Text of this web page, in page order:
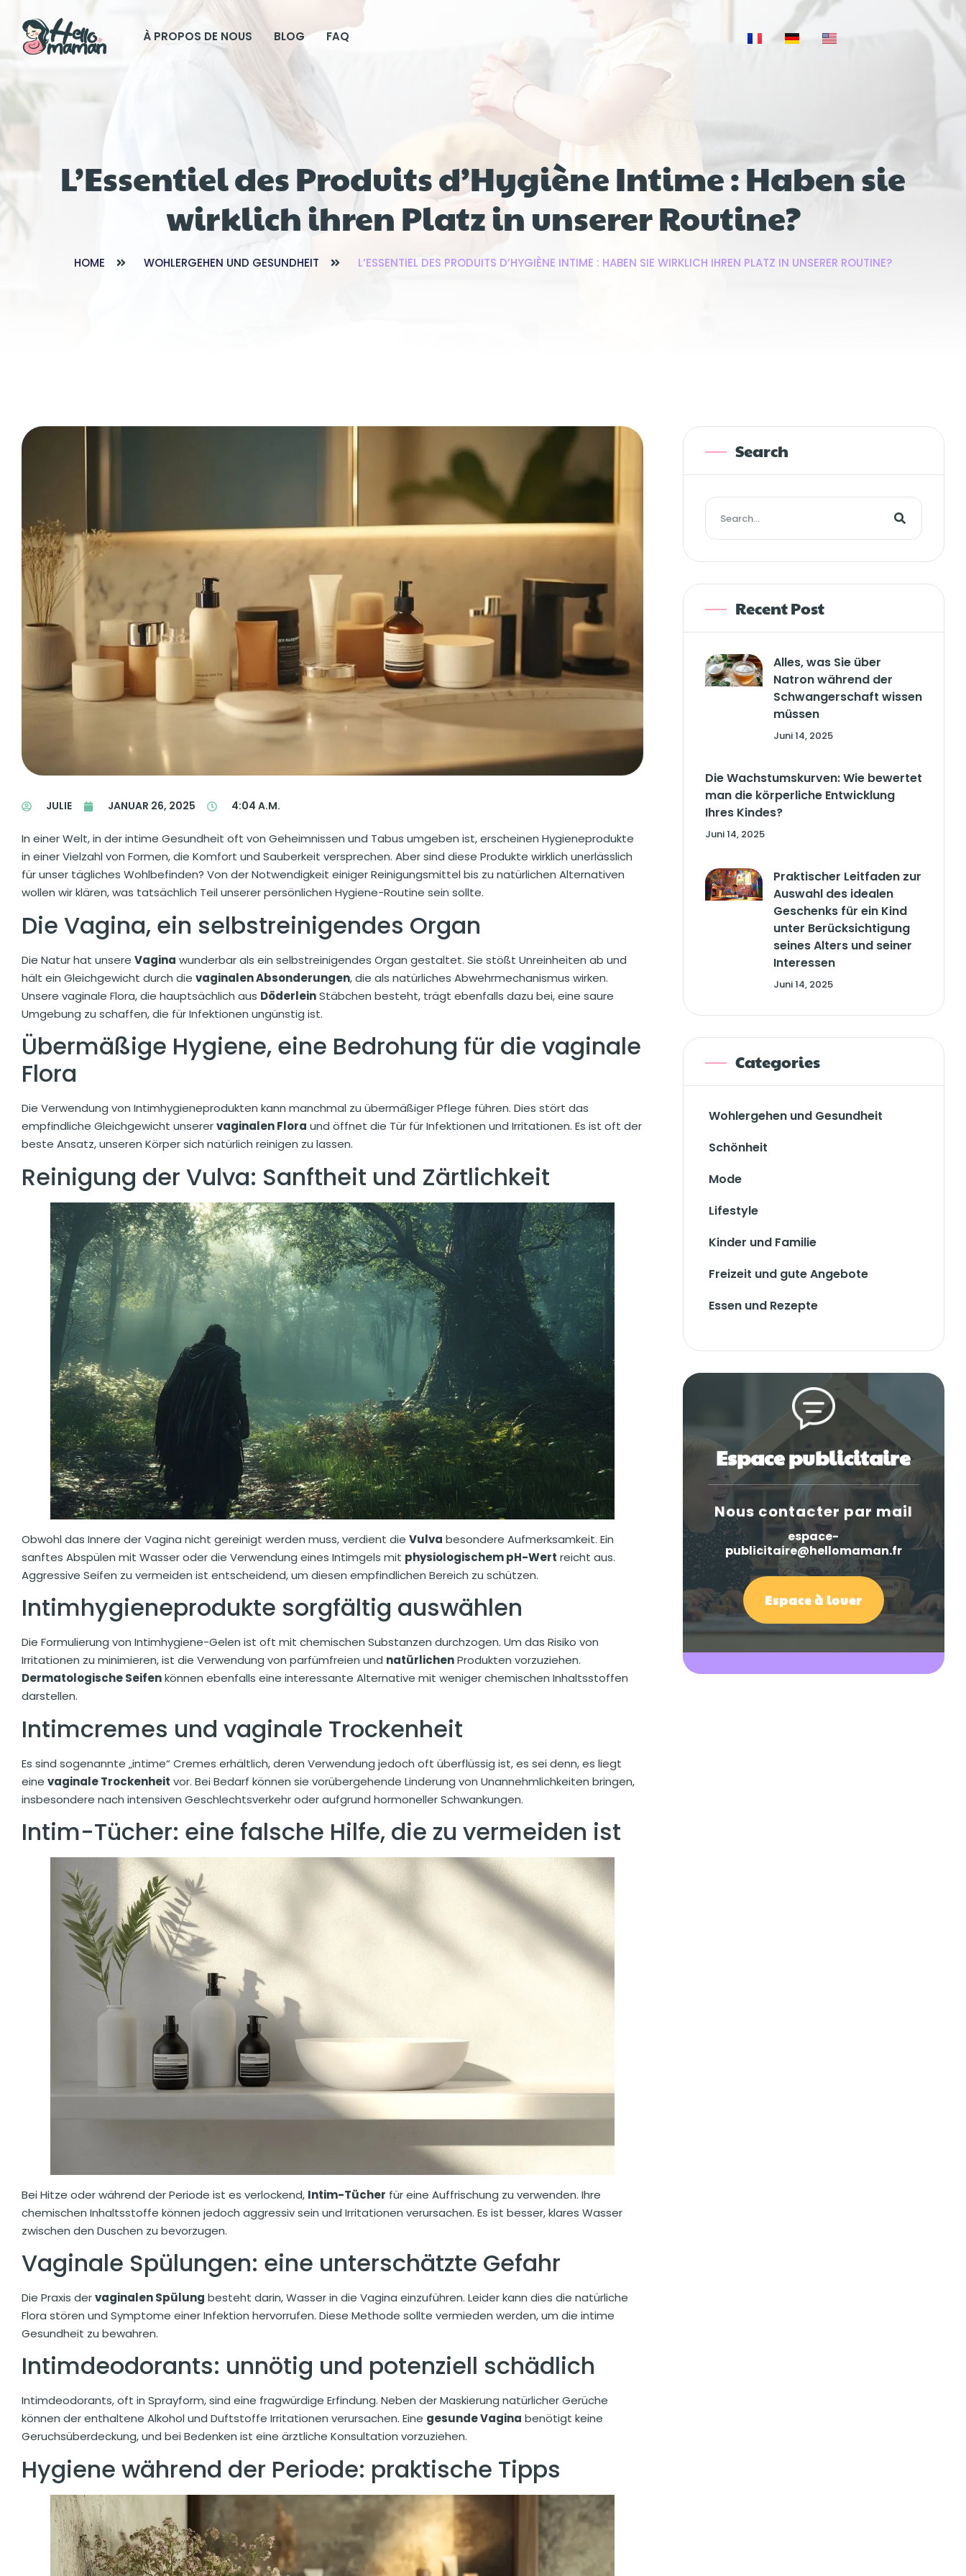
À PROPOS DE NOUS BLOG FAQ
L’Essentiel des Produits d’Hygiène Intime : Haben sie
wirklich ihren Platz in unserer Routine?
HOME WOHLERGEHEN UND GESUNDHEIT L’ESSENTIEL DES PRODUITS D’HYGIÈNE INTIME : HABEN SIE WIRKLICH IHREN PLATZ IN UNSERER ROUTINE?
JULIE JANUAR 26, 2025 4:04 A.M.
In einer Welt, in der intime Gesundheit oft von Geheimnissen und Tabus umgeben ist, erscheinen Hygieneprodukte
in einer Vielzahl von Formen, die Komfort und Sauberkeit versprechen. Aber sind diese Produkte wirklich unerlässlich
für unser tägliches Wohlbefinden? Von der Notwendigkeit einiger Reinigungsmittel bis zu natürlichen Alternativen
wollen wir klären, was tatsächlich Teil unserer persönlichen Hygiene-Routine sein sollte.
Die Vagina, ein selbstreinigendes Organ
Die Natur hat unsere Vagina wunderbar als ein selbstreinigendes Organ gestaltet. Sie stößt Unreinheiten ab und
hält ein Gleichgewicht durch die vaginalen Absonderungen, die als natürliches Abwehrmechanismus wirken.
Unsere vaginale Flora, die hauptsächlich aus DöderleinStäbchen besteht, trägt ebenfalls dazu bei, eine saure
Umgebung zu schaffen, die für Infektionen ungünstig ist.
Übermäßige Hygiene, eine Bedrohung für die vaginale
Flora
Die Verwendung von Intimhygieneprodukten kann manchmal zu übermäßiger Pflege führen. Dies stört das
empfindliche Gleichgewicht unserervaginalen Flora und öffnet die Tür für Infektionen und Irritationen. Es ist oft der
beste Ansatz, unseren Körper sich natürlich reinigen zu lassen.
Reinigung der Vulva: Sanftheit und Zärtlichkeit
Obwohl das Innere der Vagina nicht gereinigt werden muss, verdient die Vulva besondere Aufmerksamkeit. Ein
sanftes Abspülen mit Wasser oder die Verwendung eines Intimgels mit physiologischem pH-Wert reicht aus.
Aggressive Seifen zu vermeiden ist entscheidend, um diesen empfindlichen Bereich zu schützen.
Intimhygieneprodukte sorgfältig auswählen
Die Formulierung von Intimhygiene-Gelen ist oft mit chemischen Substanzen durchzogen. Um das Risiko von
Irritationen zu minimieren, ist die Verwendung von parfümfreien und natürlichenProdukten vorzuziehen.
Dermatologische Seifenkönnen ebenfalls eine interessante Alternative mit weniger chemischen Inhaltsstoffen
darstellen.
Intimcremes und vaginale Trockenheit
Es sind sogenannte „intime“ Cremes erhältlich, deren Verwendung jedoch oft überflüssig ist, es sei denn, es liegt
eine vaginale Trockenheit vor. Bei Bedarf können sie vorübergehende Linderung von Unannehmlichkeiten bringen,
insbesondere nach intensiven Geschlechtsverkehr oder aufgrund hormoneller Schwankungen.
Intim-Tücher: eine falsche Hilfe, die zu vermeiden ist
Bei Hitze oder während der Periode ist es verlockend, Intim-Tücher für eine Auffrischung zu verwenden. Ihre
chemischen Inhaltsstoffe können jedoch aggressiv sein und Irritationen verursachen. Es ist besser, klares Wasser
zwischen den Duschen zu bevorzugen.
Vaginale Spülungen: eine unterschätzte Gefahr
Die Praxis dervaginalen Spülung besteht darin, Wasser in die Vagina einzuführen. Leider kann dies die natürliche
Flora stören und Symptome einer Infektion hervorrufen. Diese Methode sollte vermieden werden, um die intime
Gesundheit zu bewahren.
Intimdeodorants: unnötig und potenziell schädlich
Intimdeodorants, oft in Sprayform, sind eine fragwürdige Erfindung. Neben der Maskierung natürlicher Gerüche
können der enthaltene Alkohol und Duftstoffe Irritationen verursachen. Eine gesunde Vagina benötigt keine
Geruchsüberdeckung, und bei Bedenken ist eine ärztliche Konsultation vorzuziehen.
Hygiene während der Periode: praktische Tipps
Search
Recent Post
Alles, was Sie über
Natron während der
Schwangerschaft wissen
müssen
Juni 14, 2025
Die Wachstumskurven: Wie bewertet
man die körperliche Entwicklung
Ihres Kindes?
Juni 14, 2025
Praktischer Leitfaden zur
Auswahl des idealen
Geschenks für ein Kind
unter Berücksichtigung
seines Alters und seiner
Interessen
Juni 14, 2025
Categories
Wohlergehen und Gesundheit
Schönheit
Mode
Lifestyle
Kinder und Familie
Freizeit und gute Angebote
Essen und Rezepte
Espace publicitaire
Nous contacter par mail
espace-
publicitaire@hellomaman.fr
Espace à louer